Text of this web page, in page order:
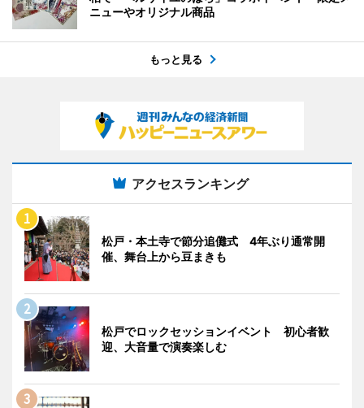
ニューやオリジナル商品
もっと見る
アクセスランキング
松戸・本土寺で節分追儺式 4年ぶり通常開
催、舞台上から豆まきも
松戸でロックセッションイベント 初心者歓
迎、大音量で演奏楽しむ